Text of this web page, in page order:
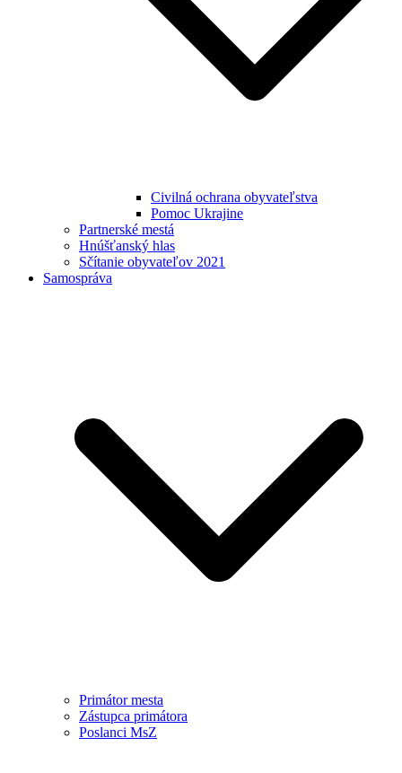
Civilná ochrana obyvateľstva
Pomoc Ukrajine
Partnerské mestá
Hnúšťanský hlas
Sčítanie obyvateľov 2021
Samospráva
Primátor mesta
Zástupca primátora
Poslanci MsZ